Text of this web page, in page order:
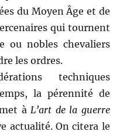
du Moyen Âge et de
qui tournent
ou nobles chevaliers
les ordres.
techniques
la pérennité de
àL’art de la guerre
actualité. On citera le